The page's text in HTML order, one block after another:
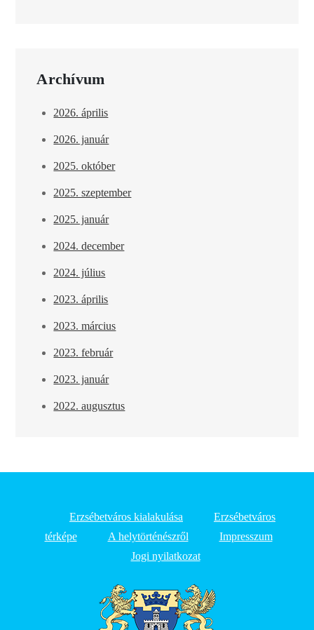
Archívum
2026. április
2026. január
2025. október
2025. szeptember
2025. január
2024. december
2024. július
2023. április
2023. március
2023. február
2023. január
2022. augusztus
Erzsébetváros kialakulása
Erzsébetváros
térképe
A helytörténészről
Impresszum
Jogi nyilatkozat